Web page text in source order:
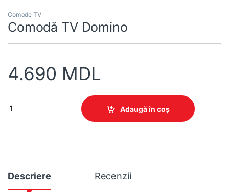
Comode TV
Comodă TV Domino
4.690 MDL
Comodă TV Domino quantity
Adaugă în coș
Descriere Recenzii